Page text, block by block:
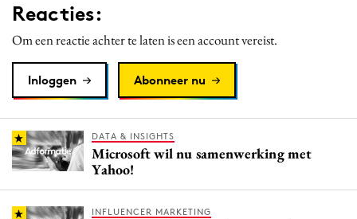
PR
Programmatic
Reputatie & crisis
Reacties:
Om een reactie achter te laten is een account vereist.
Inloggen Abonneer nu
DATA & INSIGHTS
Microsoft wil nu samenwerking met
Yahoo!
INFLUENCER MARKETING